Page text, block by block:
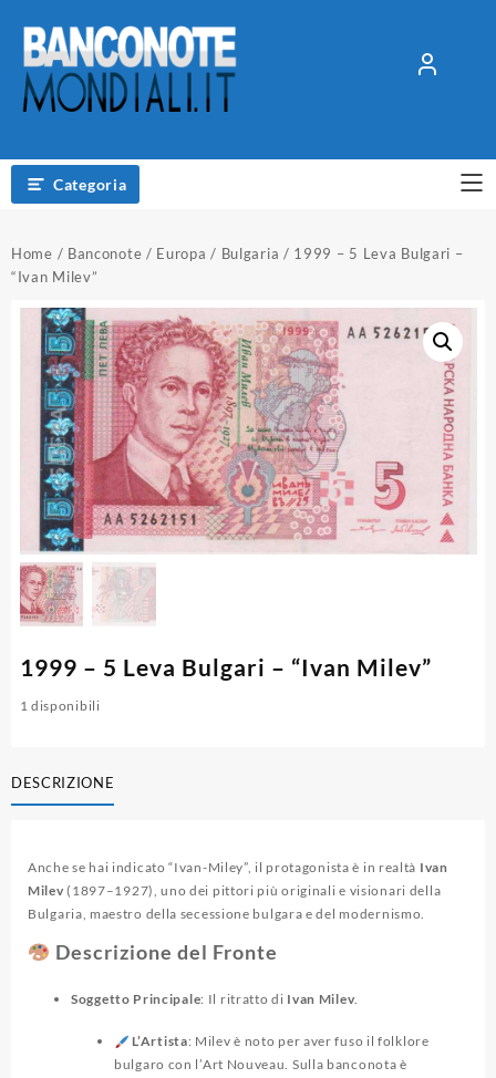
contenuto
Categoria
Home / Banconote / Europa / Bulgaria / 1999 – 5 Leva Bulgari –
“Ivan Milev”
1999 – 5 Leva Bulgari – “Ivan Milev”
1 disponibili
DESCRIZIONE
Anche se hai indicato “Ivan-Miley”, il protagonista è in realtà Ivan
Milev (1897–1927), uno dei pittori più originali e visionari della
Bulgaria, maestro della secessione bulgara e del modernismo.
Descrizione del Fronte
Soggetto Principale: Il ritratto di Ivan Milev.
L’Artista: Milev è noto per aver fuso il folklore
bulgaro con l’Art Nouveau. Sulla banconota è